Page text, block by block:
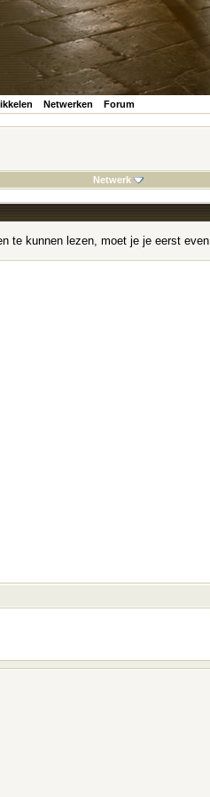
Netwerken Forum
Netwerk
te kunnen lezen, moet je je eerst even